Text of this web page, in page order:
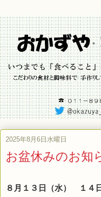
2025年8月6日水曜日
お盆休みのお知
８月１３日（水） １４